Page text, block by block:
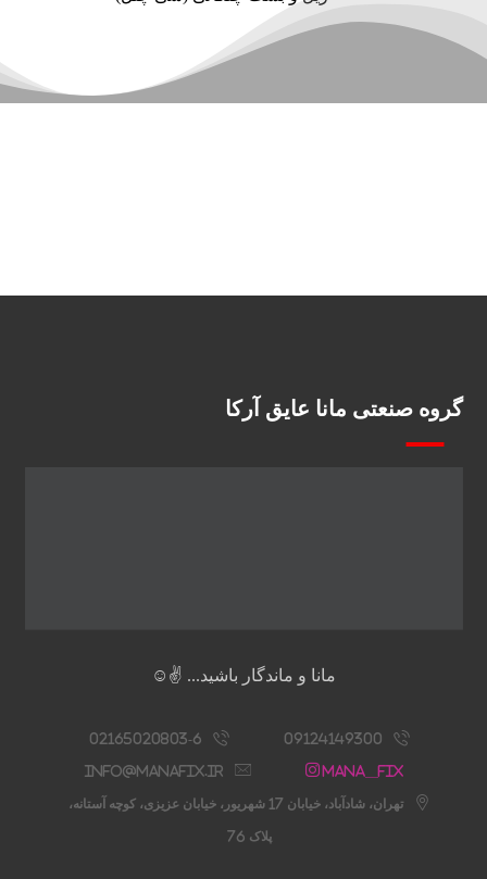
گروه صنعتی مانا عایق آرکا
مانا و ماندگار باشید... ✌️☺️